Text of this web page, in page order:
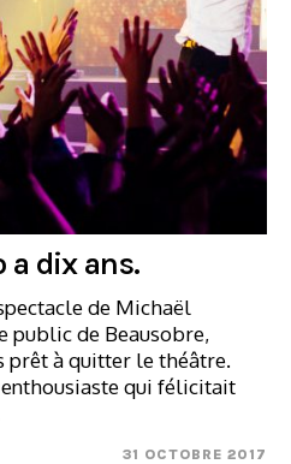
a dix ans.
de Michaël
public de Beausobre,
prêt à quitter le théâtre.
enthousiaste qui félicitait
31 OCTOBRE 2017